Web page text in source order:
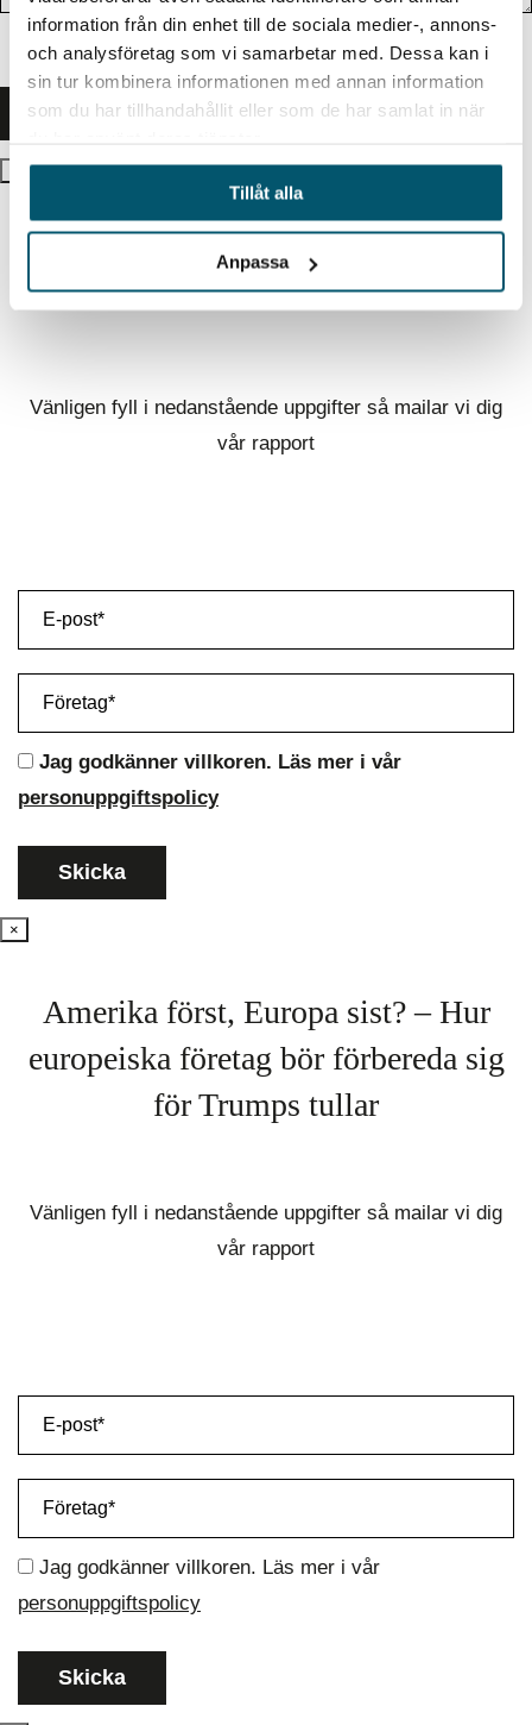
information från din enhet till de sociala medier-, annons-
och analysföretag som vi samarbetar med. Dessa kan i
sin tur kombinera informationen med annan information
som du har tillhandahållit eller som de har samlat in när
Tillåt alla
Anpassa
Rapport – Strategiska investeringar
Ukraina
Vänligen fyll i nedanstående uppgifter så mailar vi dig
vår rapport
Jag godkänner villkoren. Läs mer i vår
personuppgiftspolicy
×
Amerika först, Europa sist? – Hur
europeiska företag bör förbereda sig
för Trumps tullar
Vänligen fyll i nedanstående uppgifter så mailar vi dig
vår rapport
Jag godkänner villkoren. Läs mer i vår
personuppgiftspolicy